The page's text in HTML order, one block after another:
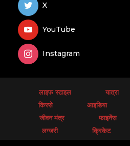
X
YouTube
Instagram
लाइफ स्टाइल यात्रा
किस्से
आइडिया
जीवन मंत्र
फाइनेंस
लग्जरी
क्रिकेट